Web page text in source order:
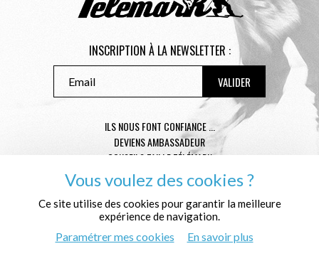
INSCRIPTION À LA NEWSLETTER :
ILS NOUS FONT CONFIANCE ...
DEVIENS AMBASSADEUR
CONSEILS TAILLE TÉLÉMARK
CONDITIONS GÉNÉRALES DE VENTE
MENTIONS LÉGALES
POLITIQUE DE CONFIDENTIALITÉ
QUI SOMMES NOUS ?
Vous voulez des cookies ?
Ce site utilise des cookies pour garantir la meilleure
expérience de navigation.
Paramétrer mes cookies En savoir plus